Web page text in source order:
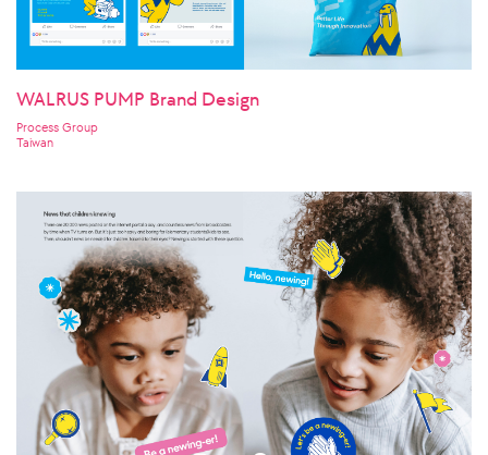
WALRUS PUMP Brand Design
Process Group
Taiwan